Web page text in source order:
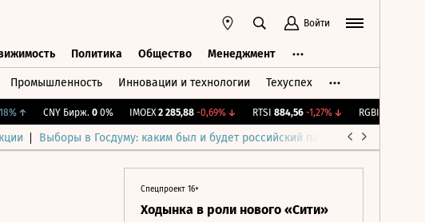
Войти
Политика Общество Менеджмент
Промышленность Инновации и технологии Техуспех
↑ CNY Бирж. 0 0% IMOEX 2 285,88 -0,69%↓ RTSI 884,56 -1,27%↓ RGBI 115,4
Выборы в Госдуму: каким был и будет российский парламент
Спецпроект 16+
Ходынка в роли нового «Сити»